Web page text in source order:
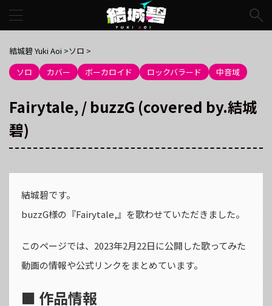
結城碧 Yuki Aoi >ソロ >
ソロ
カバー ボーカロイド ロックバラード 中音域
Fairytale, / buzzG (covered by.結城
碧)
結城碧です。
buzzG様の『Fairytale,』を歌わせていただきました。
このページでは、2023年2月22日に公開した歌ってみた
動画の情報や公式リンクをまとめています。
■ 作品情報